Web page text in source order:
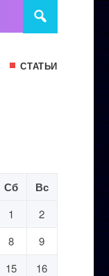
СТАТЬИ
Сб Вс
1
2
8
9
15
16